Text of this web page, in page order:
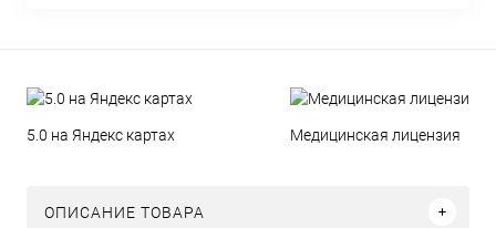
5.0 на Яндекс картах Медицинская лицензия
ОПИСАНИЕ ТОВАРА